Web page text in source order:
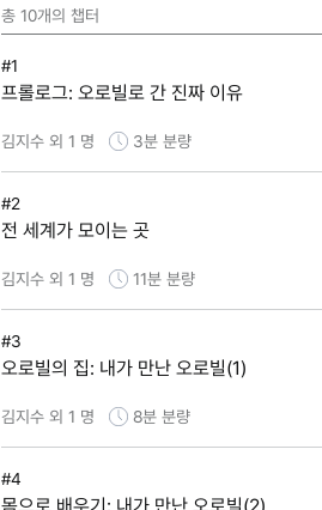
총 10개의 챕터
#1
프롤로그: 오로빌로 간 진짜 이유
김지수 외 1 명 3분 분량
#2
전 세계가 모이는 곳
김지수 외 1 명 11분 분량
#3
오로빌의 집: 내가 만난 오로빌(1)
김지수 외 1 명 8분 분량
#4